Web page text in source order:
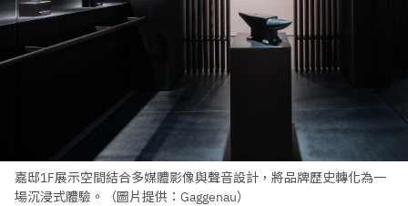
嘉邸1F展示空間結合多媒體影像與聲音設計，將品牌歷史轉化為一
場沉浸式體驗。（圖片提供：Gaggenau）